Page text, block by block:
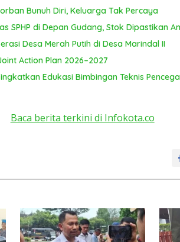
Bunuh Diri, Keluarga Tak Percaya
SPHP di Depan Gudang, Stok Dipastikan
Desa Merah Putih di Desa Marindal II
Action Plan 2026–2027
Edukasi Bimbingan Teknis
Baca berita terkini di Infokota.co